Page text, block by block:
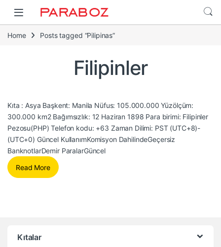
Home Posts tagged “Pilipinas”
Filipinler
Kıta : Asya Başkent: Manila Nüfus: 105.000.000 Yüzölçüm:
300.000 km2 Bağımsızlık: 12 Haziran 1898 Para birimi: Filipinler
Pezosu(PHP) Telefon kodu: +63 Zaman Dilimi: PST (UTC+8)-
(UTC+0) Güncel KullanımKomisyon DahilindeGeçersiz
BanknotlarDemir ParalarGüncel
Read More
Kıtalar